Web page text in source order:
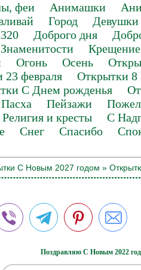
феи Анимашки
Город
Девушки
Доброго дня
Знаменитости
Крещение
Огонь Осень
23 февраля
Открытки 8
С Днем рожденья
Пасха Пейзажи
Религия и кресты
С
Снег Спасибо
С Новым 2027 годом »
Поздравляю С Новым 2022